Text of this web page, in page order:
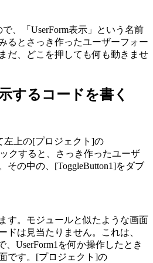
で、「UserForm表示」という名前
るとさっき作ったユーザーフォー
だ、どこを押しても何も動きませ
するコードを書く
左上の[プロジェクト]の
クすると、さっき作ったユーザ
その中の、[ToggleButton1]をダブ
す。モジュールと似たような画面
ドは見当たりません。これは、
、UserForm1を何か操作したとき
です。[プロジェクト]の